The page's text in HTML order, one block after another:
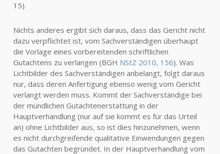
15).
Nichts anderes ergibt sich daraus, dass das Gericht nicht
dazu verpflichtet ist, vom Sachverständigen überhaupt
die Vorlage eines vorbereitenden schriftlichen
Gutachtens zu verlangen (BGH NStZ 2010, 156). Was
Lichtbilder des Sachverständigen anbelangt, folgt daraus
nur, dass deren Anfertigung ebenso wenig vom Gericht
verlangt werden muss. Kommt der Sachverständige bei
der mündlichen Gutachtenerstattung in der
Hauptverhandlung (nur auf sie kommt es für das Urteil
an) ohne Lichtbilder aus, so ist dies hinzunehmen, wenn
es nicht durchgreifende qualitative Einwendungen gegen
das Gutachten begründet. In der Hauptverhandlung vom